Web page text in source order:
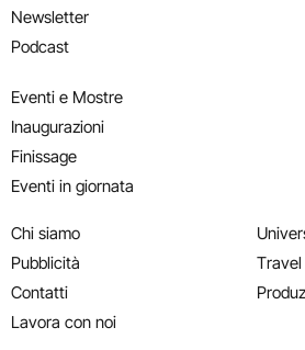
Newsletter
Podcast
Eventi e Mostre
Inaugurazioni
Finissage
Eventi in giornata
Chi siamo
Pubblicità
Contatti
Lavora con noi
Travel